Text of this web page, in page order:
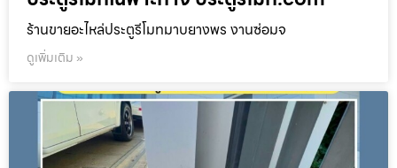
ร้านขายอะไหล่ประตูรีโมทมาบยางพร งานซ่อมจ
ดูเพิ่มเติม »